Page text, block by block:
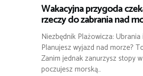
Wakacyjna przygoda
rzeczy do zabrania nad
Niezbędnik Plażowicza:
Planujesz wyjazd nad morze?
Zanim jednak zanurzysz stopy
poczujesz morską…